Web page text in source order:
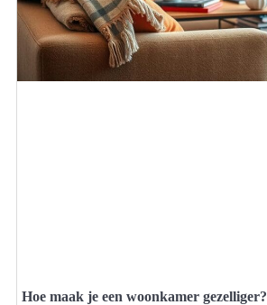
Hoe maak je een woonkamer gezelliger?